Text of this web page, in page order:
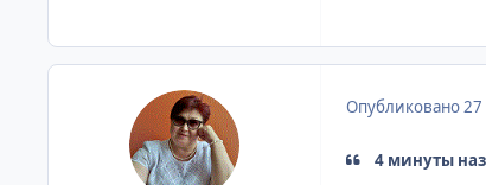
Опубликовано27
4 минуты